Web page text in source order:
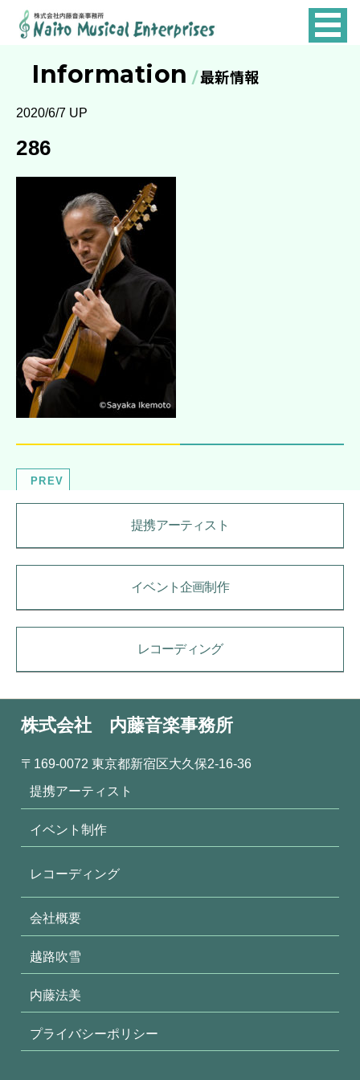
MUSICAL
ENTERPRISES
Information 最新情報
2020/6/7 UP
286
PREV
提携アーティスト
イベント企画制作
レコーディング
株式会社 内藤音楽事務所
〒169-0072 東京都新宿区大久保2-16-36
提携アーティスト
イベント制作
レコーディング
会社概要
越路吹雪
内藤法美
プライバシーポリシー